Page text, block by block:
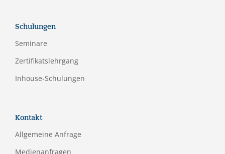
Schulungen
Seminare
Zertifikatslehrgang
Inhouse-Schulungen
Kontakt
Allgemeine Anfrage
Medienanfragen